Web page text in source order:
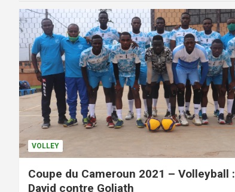
VOLLEY
Coupe du Cameroun 2021 – Volleyball :
David contre Goliath